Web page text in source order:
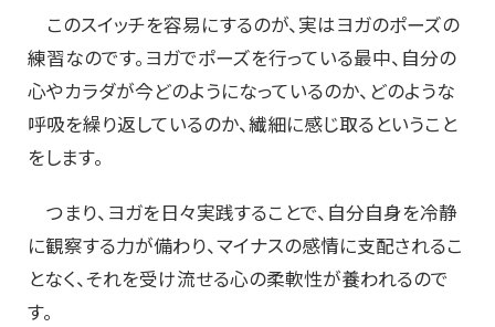
このスイッチを容易にするのが、実はヨガのポーズの
練習なのです。ヨガでポーズを行っている最中、自分の
心やカラダが今どのようになっているのか、どのような
呼吸を繰り返しているのか、繊細に感じ取るということ
をします。
つまり、ヨガを日々実践することで、自分自身を冷静
に観察する力が備わり、マイナスの感情に支配されるこ
となく、それを受け流せる心の柔軟性が養われるので
す。